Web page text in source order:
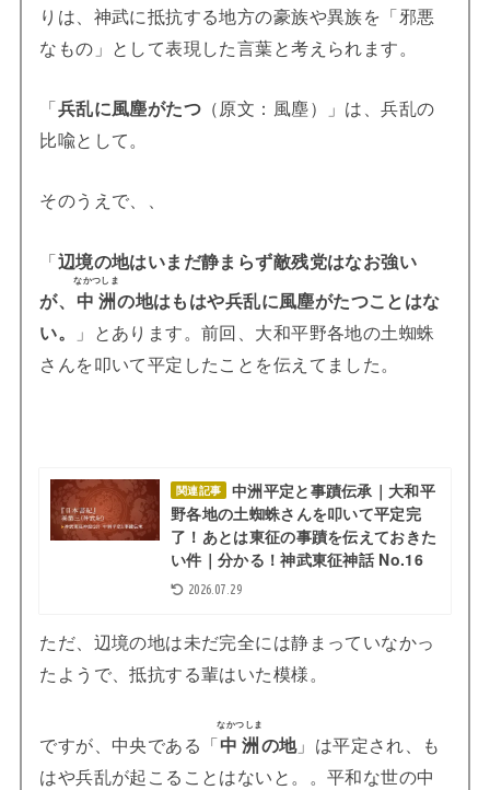
りは、神武に抵抗する地方の豪族や異族を「邪悪
なもの」として表現した言葉と考えられます。
「兵乱に風塵がたつ （原文：風塵）」は、兵乱の
比喩として。
そのうえで、、
「辺境の地はいまだ静まらず敵残党はなお強い
が、 中洲
なかつしま
の地はもはや兵乱に風塵がたつことはな
い。
」とあります。前回、大和平野各地の土蜘蛛
さんを叩いて平定したことを伝えてました。
関連記事
中洲平定と事蹟伝承｜大和平
野各地の土蜘蛛さんを叩いて平定完
了！あとは東征の事蹟を伝えておきた
い件｜分かる！神武東征神話 No.16
2026.07.29
ただ、辺境の地は未だ完全には静まっていなかっ
たようで、抵抗する輩はいた模様。
ですが、中央である「中洲
なかつしま
の地」は平定され、も
はや兵乱が起こることはないと。。平和な世の中